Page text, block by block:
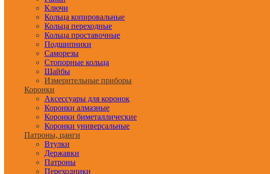
Ключи
Кольца копировальные
Кольца переходные
Кольца проставочные
Подшипники
Саморезы
Стопорные кольца
Шайбы
Измерительные приборы
Коронки
Аксессуары для коронок
Коронки алмазные
Коронки биметаллические
Коронки универсальные
Патроны, цанги
Втулки
Державки
Патроны
Переходники